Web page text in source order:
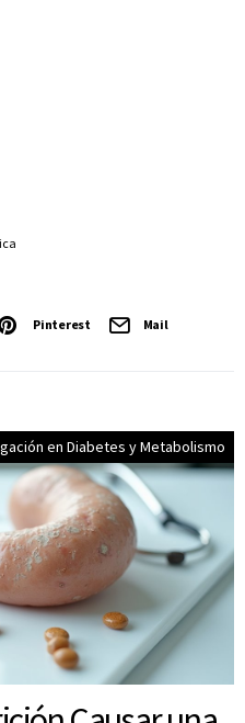
Pinterest Mail
en Diabetes y Metabolismo